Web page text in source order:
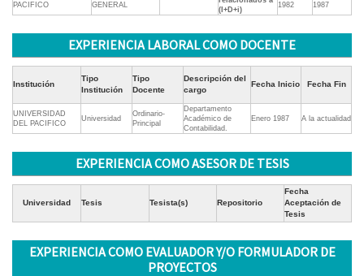
PACIFICO
GENERAL
(I+D+i)
1982
1987
EXPERIENCIA LABORAL COMO DOCENTE
Institución
Tipo
Institución
Tipo
Docente
Descripción del
cargo
Fecha Inicio Fecha Fin
UNIVERSIDAD
DEL PACIFICO
Universidad
Ordinario-
Principal
Departamento
Académico de
Contabilidad.
Enero 1987 A la actualidad
EXPERIENCIA COMO ASESOR DE TESIS
Universidad Tesis Tesista(s) Repositorio
Fecha
Aceptación de
Tesis
EXPERIENCIA COMO EVALUADOR Y/O FORMULADOR DE
PROYECTOS